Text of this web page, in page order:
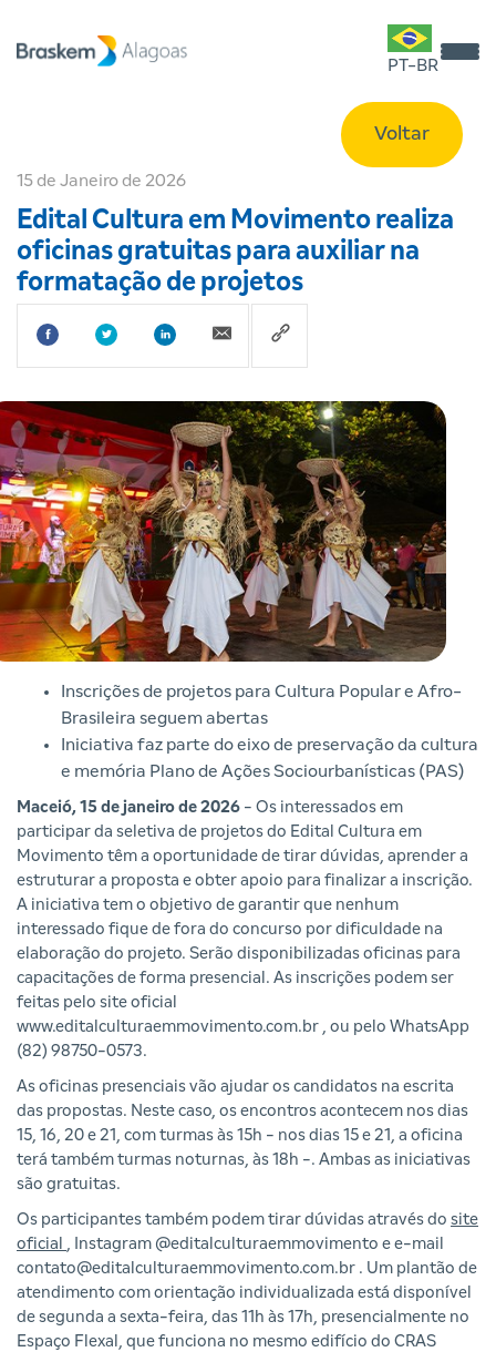
PT-BR
Voltar
15 de Janeiro de 2026
Edital Cultura em Movimento realiza
oficinas gratuitas para auxiliar na
formatação de projetos
Inscrições de projetos para Cultura Popular e Afro-
Brasileira seguem abertas
Iniciativa faz parte do eixo de preservação da cultura
e memória Plano de Ações Sociourbanísticas (PAS)
Maceió, 15 de janeiro de 2026 - Os interessados em
participar da seletiva de projetos do Edital Cultura em
Movimento têm a oportunidade de tirar dúvidas, aprender a
estruturar a proposta e obter apoio para finalizar a inscrição.
A iniciativa tem o objetivo de garantir que nenhum
interessado fique de fora do concurso por dificuldade na
elaboração do projeto. Serão disponibilizadas oficinas para
capacitações de forma presencial. As inscrições podem ser
feitas pelo site oficial
www.editalculturaemmovimento.com.br , ou pelo WhatsApp
(82) 98750-0573.
As oficinas presenciais vão ajudar os candidatos na escrita
das propostas. Neste caso, os encontros acontecem nos dias
15, 16, 20 e 21, com turmas às 15h - nos dias 15 e 21, a oficina
terá também turmas noturnas, às 18h -. Ambas as iniciativas
são gratuitas.
Os participantes também podem tirar dúvidas através do site
oficial , Instagram @editalculturaemmovimento e e-mail
contato@editalculturaemmovimento.com.br . Um plantão de
atendimento com orientação individualizada está disponível
de segunda a sexta-feira, das 11h às 17h, presencialmente no
Espaço Flexal, que funciona no mesmo edifício do CRAS